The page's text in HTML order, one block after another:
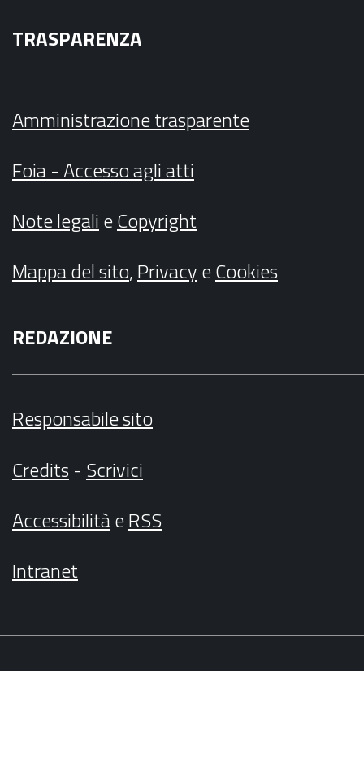
TRASPARENZA
Amministrazione trasparente
Foia - Accesso agli atti
Note legalieCopyright
Mappa del sito,PrivacyeCookies
REDAZIONE
Responsabile sito
Credits- Scrivici
AccessibilitàeRSS
Intranet